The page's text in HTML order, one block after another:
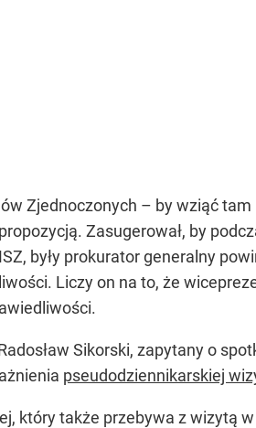
Zjednoczonych – by wziąć
Zasugerował, by
były prokurator generalny
Liczy on na to, że
Sikorski, zapytany o
pseudodziennikarskiej
który także przebywa z wizytą